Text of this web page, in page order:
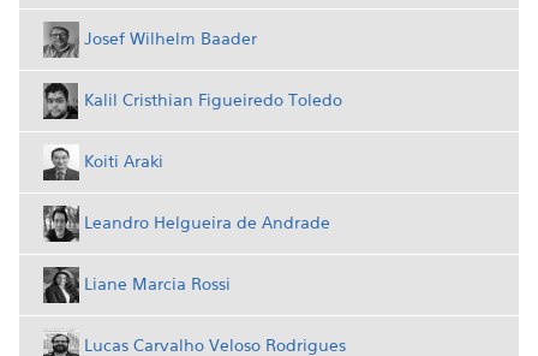
Josef Wilhelm Baader
Kalil Cristhian Figueiredo Toledo
Koiti Araki
Leandro Helgueira de Andrade
Liane Marcia Rossi
Lucas Carvalho Veloso Rodrigues